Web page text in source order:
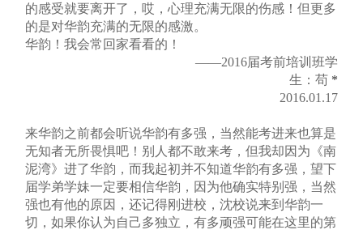
的感受就要离开了，哎，心理充满无限的伤感！但更多
的是对华韵充满的无限的感激。
华韵！我会常回家看看的！
——2016届考前培训班学
生：苟 *
2016.01.17
来华韵之前都会听说华韵有多强，当然能考进来也算是
无知者无所畏惧吧！别人都不敢来考，但我却因为《南
泥湾》进了华韵，而我起初并不知道华韵有多强，望下
届学弟学妹一定要相信华韵，因为他确实特别强，当然
强也有他的原因，还记得刚进校，沈校说来到华韵一
切，如果你认为自己多独立，有多顽强可能在这里的第